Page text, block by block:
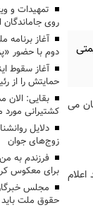
قیمتی
می
که تورم ماهانه در آذرماه منفی ۸.۵ درصد اعلام
تمهیدات و
روی جاماندگان
دوم با حضور
آغاز سقوط
حمایتش را از
بقایی: الان
کشتیرانی
دلایل
زوج‌های جوان
برای معکوس
مجلس
حقوق ملت باید